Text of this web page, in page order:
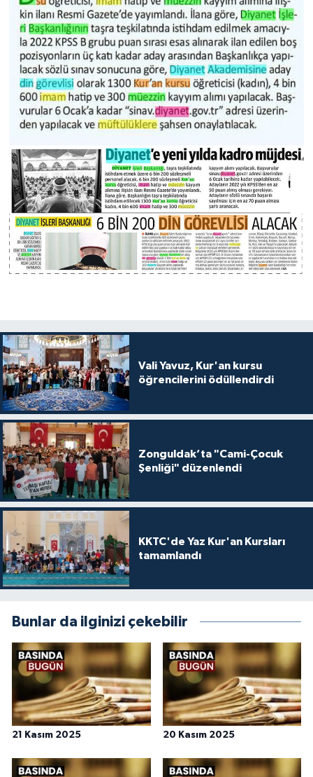
Vali Yavuz, Kur'an kursu
öğrencilerini ödüllendirdi
Zonguldak’ta "Cami-Çocuk
Şenliği" düzenlendi
KKTC'de Yaz Kur'an Kursları
tamamlandı
Bunlar da ilginizi çekebilir
21 Kasım 2025 20 Kasım 2025